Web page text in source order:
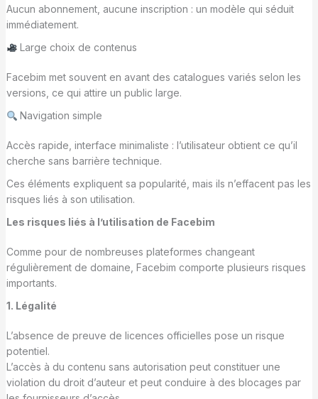
Aucun abonnement, aucune inscription : un modèle qui séduit
immédiatement.
Large choix de contenus
Facebim met souvent en avant des catalogues variés selon les
versions, ce qui attire un public large.
Navigation simple
Accès rapide, interface minimaliste : l’utilisateur obtient ce qu’il
cherche sans barrière technique.
Ces éléments expliquent sa popularité, mais ils n’effacent pas les
risques liés à son utilisation.
Les risques liés à l’utilisation de Facebim
Comme pour de nombreuses plateformes changeant
régulièrement de domaine, Facebim comporte plusieurs risques
importants.
1. Légalité
L’absence de preuve de licences officielles pose un risque
potentiel.
L’accès à du contenu sans autorisation peut constituer une
violation du droit d’auteur et peut conduire à des blocages par